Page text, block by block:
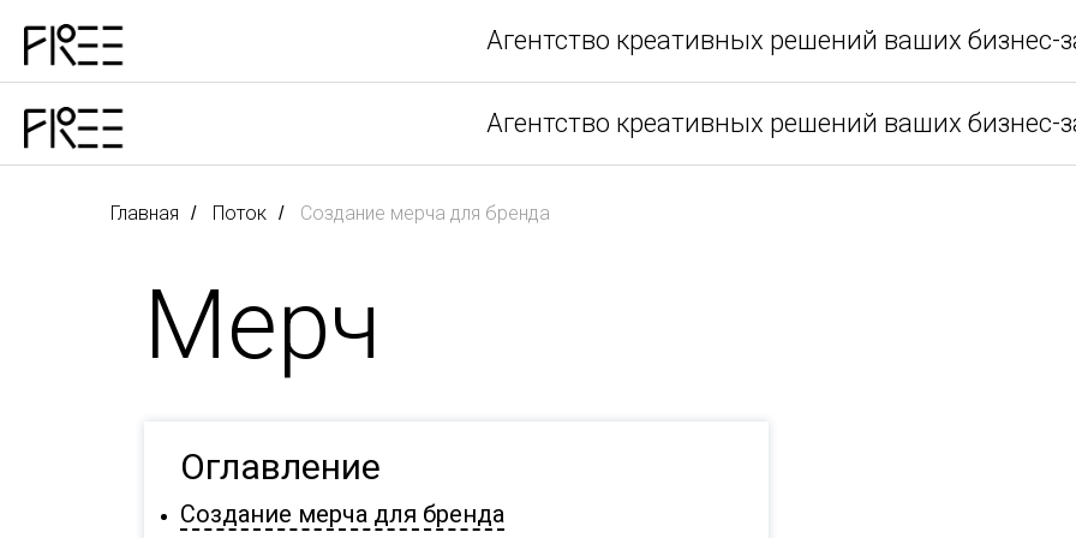
Агентство креативных решений ваших бизнес-
Агентство креативных решений ваших бизнес-
Главная / Поток / Создание мерча для бренда
Мерч
Оглавление
Создание мерча для бренда